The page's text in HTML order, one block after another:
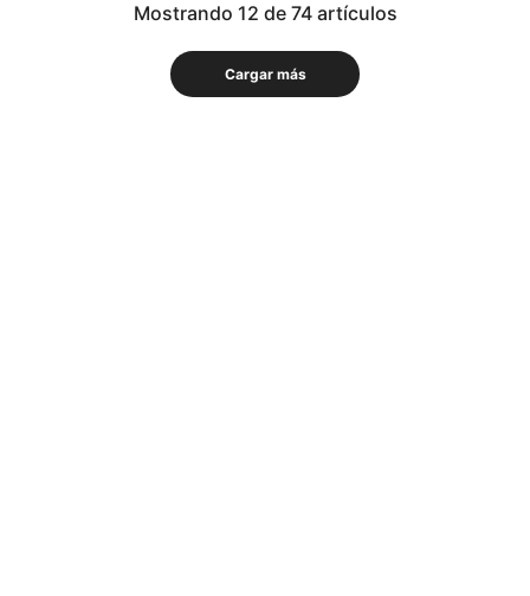
Mostrando 12 de 74 artículos
Cargar más